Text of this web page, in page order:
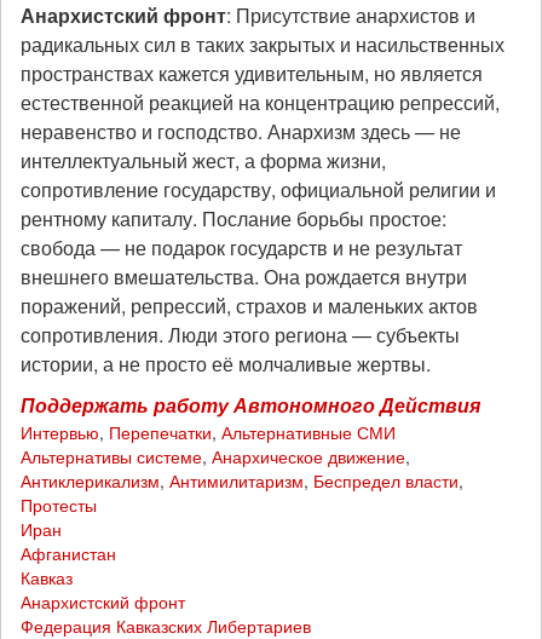
Анархистский фронт: Присутствие анархистов и
радикальных сил в таких закрытых и насильственных
пространствах кажется удивительным, но является
естественной реакцией на концентрацию репрессий,
неравенство и господство. Анархизм здесь — не
интеллектуальный жест, а форма жизни,
сопротивление государству, официальной религии и
рентному капиталу. Послание борьбы простое:
свобода — не подарок государств и не результат
внешнего вмешательства. Она рождается внутри
поражений, репрессий, страхов и маленьких актов
сопротивления. Люди этого региона — субъекты
истории, а не просто её молчаливые жертвы.
Поддержать работуАвтономногоДействия
Интервью, Перепечатки, Альтернативные СМИ
Альтернативы системе, Анархическое движение,
Антиклерикализм, Антимилитаризм, Беспредел власти,
Протесты
Иран
Афганистан
Кавказ
Анархистский фронт
Федерация Кавказских Либертариев